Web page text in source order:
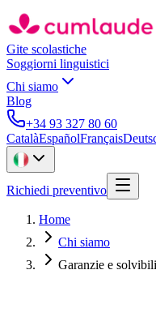
Gite scolastiche
Soggiorni linguistici
Chi siamo
Blog
+34 93 327 80 60
CatalàEspañolFrançais
Richiedi preventivo
Home
Chi siamo
Garanzie e